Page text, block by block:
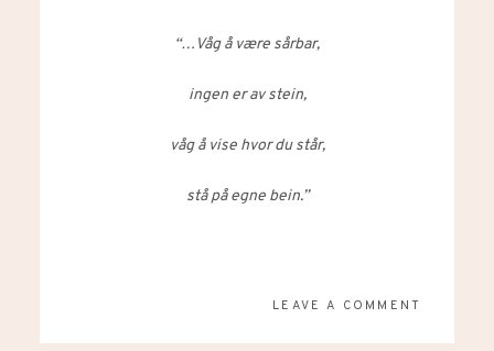
“…Våg å være sårbar,
ingen er av stein,
våg å vise hvor du står,
stå på egne bein.”
LEAVE A COMMENT